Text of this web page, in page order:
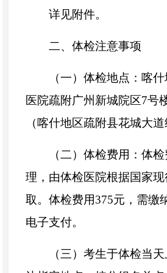
详见附件。
二、体检注意事项
（一）体检地点：喀
医院疏附广州新城院区7号
（喀什地区疏附县花城大道
（二）体检费用：体
理，由体检医院根据国家
取。体检费用375元，需缴
电子支付。
（三）考生于体检当